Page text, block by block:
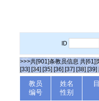
ID
>>>共[901]条教员信息 共[61]
[33] [34] [35] [36] [37] [38] [39]
教员
编号
姓名
性别